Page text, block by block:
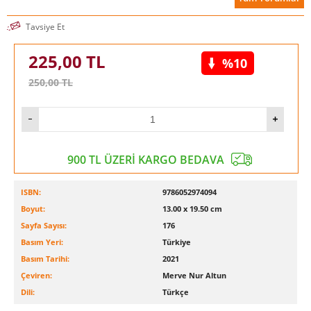
Tavsiye Et
225,00 TL
250,00TL
%10
900 TL ÜZERİ KARGO BEDAVA
ISBN:
9786052974094
Boyut:
13.00 x 19.50 cm
Sayfa Sayısı:
176
Basım Yeri:
Türkiye
Basım Tarihi:
2021
Çeviren:
Merve Nur Altun
Dili:
Türkçe